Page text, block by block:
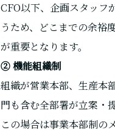
CFO以下、企画スタッフ
うため、どこまでの余裕
が重要となります。
② 機能組織制
組織が営業本部、生産
門も含む全部署が立案・
この場合は事業本部制の